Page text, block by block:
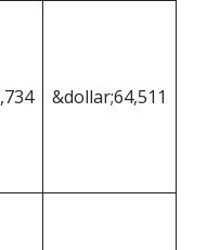
&dollar;64,511